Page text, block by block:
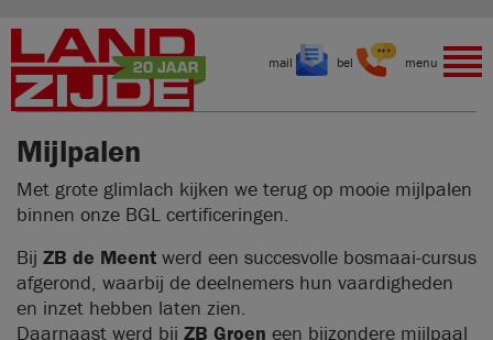
mail bel menu
Mijlpalen
Met grote glimlach kijken we terug op mooie mijlpalen
binnen onze BGL certificeringen.
Bij ZB de Meent werd een succesvolle bosmaai-cursus
afgerond, waarbij de deelnemers hun vaardigheden
en inzet hebben laten zien.
Daarnaast werd bij ZB Groen een bijzondere mijlpaal